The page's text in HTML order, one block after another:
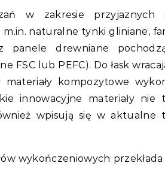
w zakresie przyjaznych
naturalne tynki gliniane,
panele drewniane
FSC lub PEFC). Do łask
materiały kompozytowe
innowacyjne materiały nie
wpisują się w aktualne
wykończeniowych